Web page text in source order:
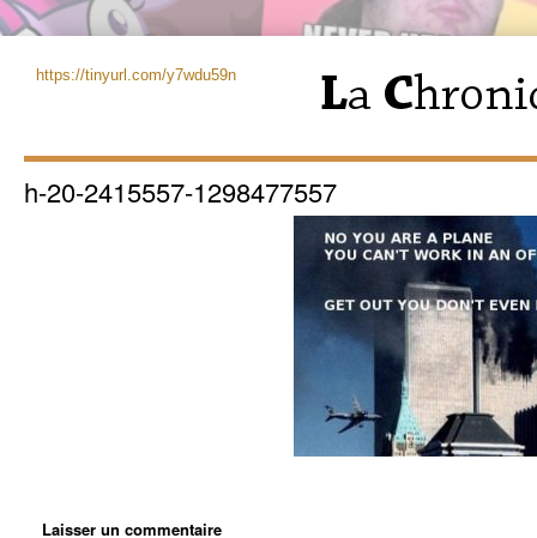
https://tinyurl.com/y7wdu59n
h-20-2415557-1298477557
Laisser un commentaire